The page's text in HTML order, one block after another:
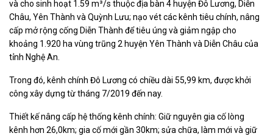
và cho sinh hoạt 1.59 m³/s thuộc địa bàn 4 huyện Đô Lương, Diễn
Châu, Yên Thành và Quỳnh Lưu; nạo vét các kênh tiêu chính, nâng
cấp mở rộng cống Diễn Thành để tiêu úng và giảm ngập cho
khoảng 1.920 ha vùng trũng 2 huyện Yên Thành và Diễn Châu của
tỉnh Nghệ An.
Trong đó, kênh chính Đô Lương có chiều dài 55,99 km, được khởi
công xây dựng từ tháng 7/2019 đến nay.
Thiết kế nâng cấp hệ thống kênh chính: Giữ nguyên gia cố lòng
kênh hơn 26,0km; gia cố mới gần 30km; sửa chữa, làm mới và giữ